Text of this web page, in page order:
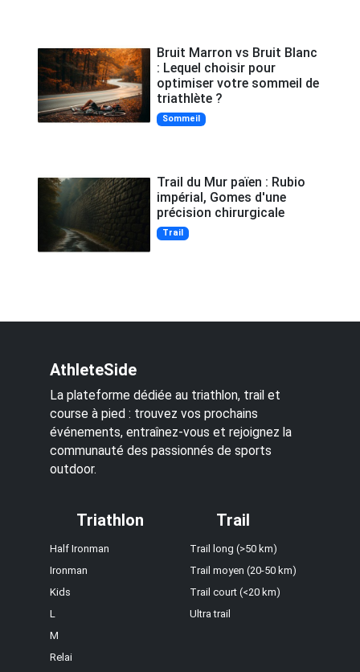
Bruit Marron vs Bruit Blanc
: Lequel choisir pour
optimiser votre sommeil de
triathlète ?
Sommeil
Trail du Mur païen : Rubio
impérial, Gomes d'une
précision chirurgicale
Trail
AthleteSide
La plateforme dédiée au triathlon, trail et
course à pied : trouvez vos prochains
événements, entraînez-vous et rejoignez la
communauté des passionnés de sports
outdoor.
Triathlon
Half Ironman
Ironman
Kids
L
M
Relai
Trail
Trail long (>50 km)
Trail moyen (20-50 km)
Trail court (<20 km)
Ultra trail